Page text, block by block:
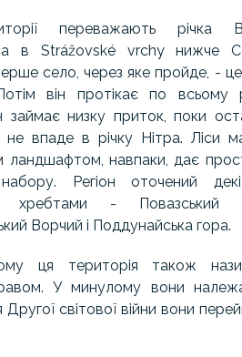
переважають річка
в Strážovské vrchy нижче
село, через яке пройде, -
він протікає по всьому
займає низку приток, поки
не впаде в річку Нітра. Ліси
ландшафтом, навпаки, дає
Регіон оточений
хребтами - Повазський
Ворчий і Поддунайська гора.
ця територія також
У минулому вони
світової війни вони